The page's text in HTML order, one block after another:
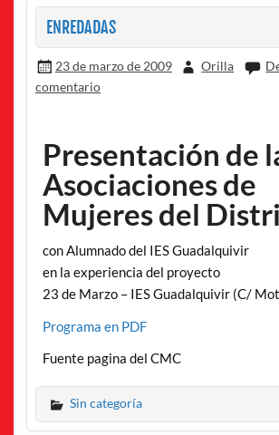
ENREDADAS
23 de marzo de 2009 Orilla
comentario
Presentación de
Asociaciones de
Mujeres del
con Alumnado del IES Guadalquivir
en la experiencia del proyecto
23 de Marzo – IES Guadalquivir (C/
Programa en PDF
Fuente pagina del CMC
Sin categoría